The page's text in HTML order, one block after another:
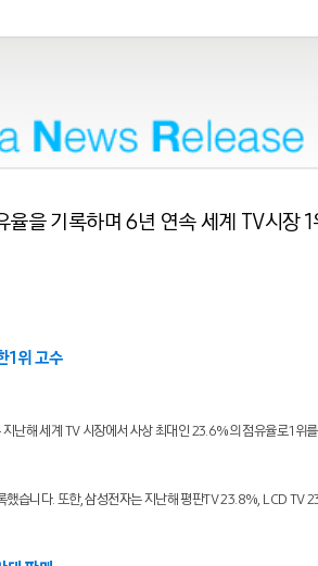
을 기록하며 6년 연속 세계 TV시장
1위 고수
지난해 세계 TV 시장에서 사상 최대인 23.6%의 점유율로 1위
습니다. 또한, 삼성전자는 지난해 평판TV 23.8%, LCD